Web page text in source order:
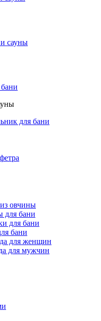
сауны
для бани
овчины
для бани
для бани
бани
для женщин
для мужчин